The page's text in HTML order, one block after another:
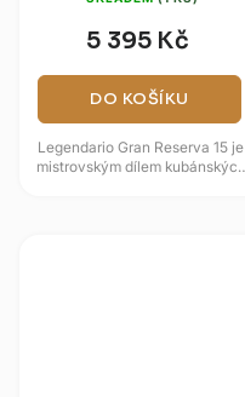
5 395 Kč
DO KOŠÍKU
Legendario Gran Reserva 15 je
mistrovským dílem kubánských